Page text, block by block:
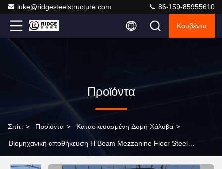
luke@ridgesteelstructure.com 86-159-85955610
Κουβέντα
Προϊόντα
Σπίτι > Προϊόντα > Κατασκευασμένη Δομή Χάλυβα >
Βιομηχανική αποθήκευση H Beam Mezzanine Floor Steel